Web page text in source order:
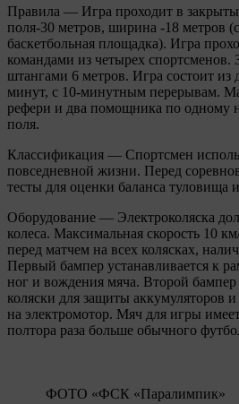
Правила — Игра проходит в
поля-30 метров, ширина -18 метров
баскетбольная площадка). Игра
командами из четырех спортсменов.
штангами 6 метров. Игра состоит из
минут, с 10-минутным перерывам.
рефери и два помощника по одному
поля.
Классификация — Спортсмен
повседневной жизни. Перед
тесты для оценки баланса туловища
Оборудование — Электроколяска
колеса. Максимальная скорость 10
перед матчем на всех колясках,
Первый бампер устанавливается к
ног и вождения мяча. Второй бампер
коляски для защиты аккумуляторов
на электромотор. Мяч для игры
полтора раза больше обычного
ФОТО «ФСК «Паралимпик»